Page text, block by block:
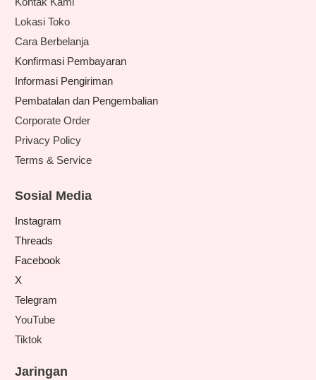
Lokasi Toko
Cara Berbelanja
Konfirmasi Pembayaran
Informasi Pengiriman
Pembatalan dan Pengembalian
Corporate Order
Privacy Policy
Terms & Service
Sosial Media
Instagram
Threads
Facebook
X
Telegram
YouTube
Tiktok
Jaringan